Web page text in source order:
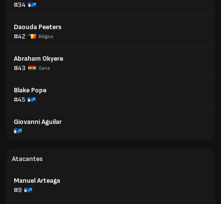
#34
Daouda Peeters
#42
Bélgica
Abraham Okyere
#43
Gana
Blake Pope
#45
Giovanni Aguilar
Atacantes
Manuel Arteaga
#9